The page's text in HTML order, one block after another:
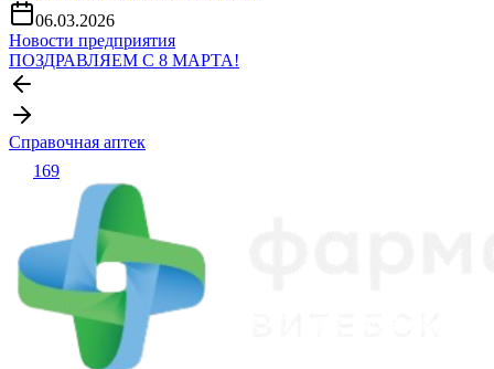
06.03.2026
Новости предприятия
ПОЗДРАВЛЯЕМ С 8 МАРТА!
Справочная аптек
169